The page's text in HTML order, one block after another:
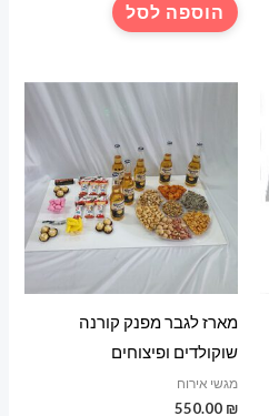
הוספה לסל
מארז לגבר מפנק קורנה
שוקולדים ופיצוחים
מגשי אירוח
550.00 ₪